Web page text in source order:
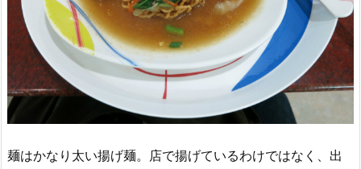
麺はかなり太い揚げ麺。店で揚げているわけではなく、出